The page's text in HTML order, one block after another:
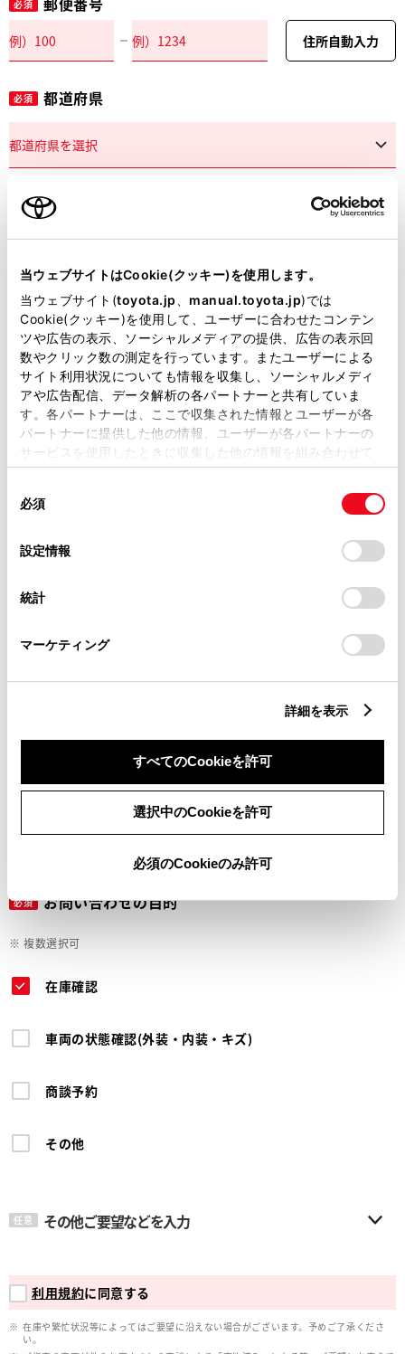
当ウェブサイトはCookie(クッキー)を使用します。
当ウェブサイト(toyota.jp manual.toyota.jp)では
Cookie(クッキー)を使用して、ユーザーに合わせたコンテン
ツや広告の表示、ソーシャルメディアの提供、広告の表示回
数やクリック数の測定を行っています。またユーザーによる
サイト利用状況についても情報を収集し、ソーシャルメディ
アや広告配信、データ解析の各パートナーと共有していま
す。各パートナーは、ここで収集された情報とユーザーが各
パートナーに提供した他の情報、ユーザーが各パートナーの
サービスを使用したときに収集した他の情報を組み合わせて
使用することがあります。当ウェブサイトの使用を続行する
デバイスにすべてのCookie(クッキー)が保存されることに同
意したことになります。Cookie(クッキー)のオプトアウト、
設定の変更、同意を撤回したりするにあたっては、当社の
「Cookie（クッキー）情報の取り扱いについて
」をご覧くだ
必須
設定情報
統計
マーケティング
詳細を表示
すべてのCookieを許可
選択中のCookieを許可
必須のCookieのみ許可
必須
住所自動入力
必須 都道府県
市区町村名
必須 丁目番地
建物名
必須 ご希望の連絡方法
Eメール
メールアドレス
必須 お問い合わせの目的
※ 複数選択可
在庫確認
車両の状態確認(外装・内装・キズ)
商談予約
その他
任意 その他ご要望などを入力
利用規約に同意する
在庫や繁忙状況等によってはご要望に沿えない場合がございます。予めご了承くださ
い。